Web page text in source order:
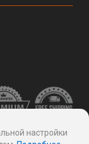
настройки